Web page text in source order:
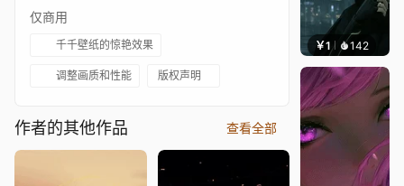
仅商用
千千壁纸的惊艳效果
调整画质和性能 版权声明
作者的其他作品 查看全部
￥1 142